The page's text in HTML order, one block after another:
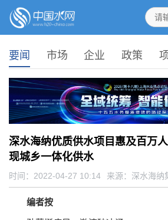
要闻 市场 企业 政策
深水海纳优质供水项目惠及百万
现城乡一体化供水
时间：2022-04-27 10:14 来源： 深水海纳
编者按